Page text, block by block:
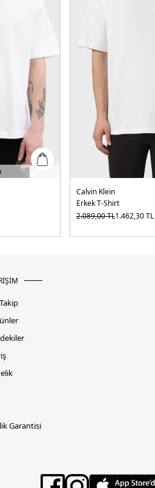
Calvin Klein
Erkek T-Shirt
2.089,00TL1.462,30TL
Garantisi